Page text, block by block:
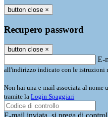
button close ×
Recupero password
button close ×
E-
all'indirizzo indicato con le istruzioni
Non hai una e-mail associata al nome
tramite la Login Spaggiari